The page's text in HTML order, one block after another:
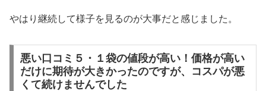
やはり継続して様子を見るのが大事だと感じました。
悪い口コミ５・１袋の値段が高い！価格が高い
だけに期待が大きかったのですが、コスパが悪
くて続けませんでした